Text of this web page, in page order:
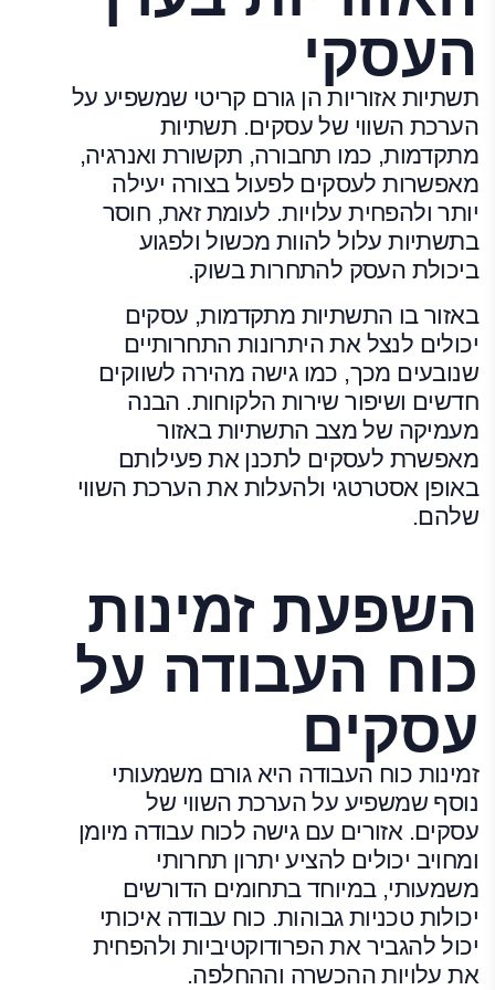
העסקי
תשתיות אזוריות הן גורם קריטי שמשפיע על
הערכת השווי של עסקים. תשתיות
מתקדמות, כמו תחבורה, תקשורת ואנרגיה,
מאפשרות לעסקים לפעול בצורה יעילה
יותר ולהפחית עלויות. לעומת זאת, חוסר
בתשתיות עלול להוות מכשול ולפגוע
ביכולת העסק להתחרות בשוק.
באזור בו התשתיות מתקדמות, עסקים
יכולים לנצל את היתרונות התחרותיים
שנובעים מכך, כמו גישה מהירה לשווקים
חדשים ושיפור שירות הלקוחות. הבנה
מעמיקה של מצב התשתיות באזור
מאפשרת לעסקים לתכנן את פעילותם
באופן אסטרטגי ולהעלות את הערכת השווי
שלהם.
השפעת זמינות
כוח העבודה על
עסקים
זמינות כוח העבודה היא גורם משמעותי
נוסף שמשפיע על הערכת השווי של
עסקים. אזורים עם גישה לכוח עבודה מיומן
ומחויב יכולים להציע יתרון תחרותי
משמעותי, במיוחד בתחומים הדורשים
יכולות טכניות גבוהות. כוח עבודה איכותי
יכול להגביר את הפרודוקטיביות ולהפחית
את עלויות ההכשרה וההחלפה.